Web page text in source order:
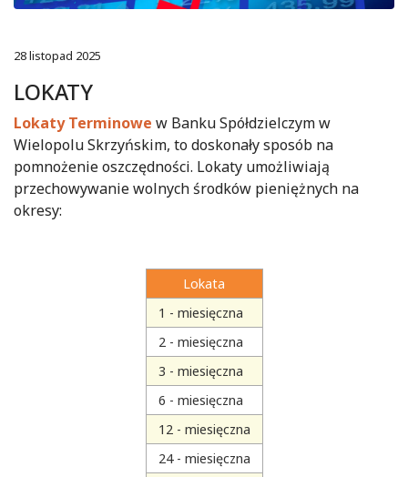
28 listopad 2025
LOKATY
Lokaty Terminowe w Banku Spółdzielczym w
Wielopolu Skrzyńskim, to doskonały sposób na
pomnożenie oszczędności. Lokaty umożliwiają
przechowywanie wolnych środków pieniężnych na
okresy:
Lokata
1 - miesięczna
2 - miesięczna
3 - miesięczna
6 - miesięczna
12 - miesięczna
24 - miesięczna